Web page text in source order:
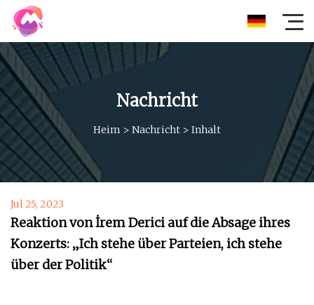
Nachricht
Heim > Nachricht > Inhalt
Jul 25, 2023
Reaktion von İrem Derici auf die Absage ihres
Konzerts: „Ich stehe über Parteien, ich stehe
über der Politik“